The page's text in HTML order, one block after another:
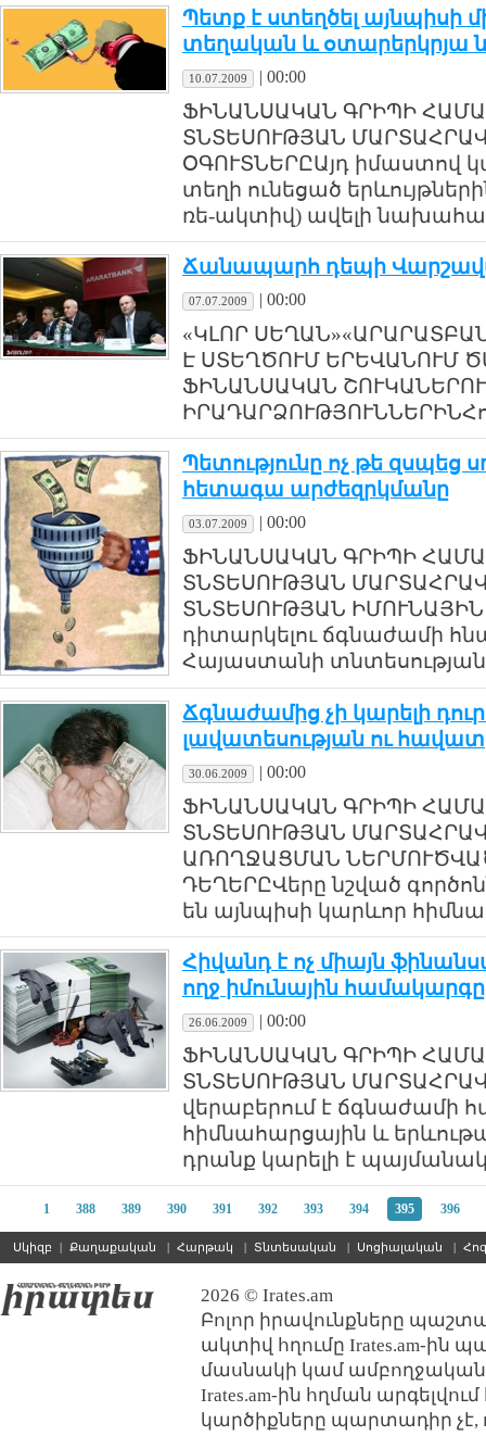
Պետք է ստեղծել այնպիսի
տեղական և օտարերկրյա
10.07.2009 | 00:00
ՖԻՆԱՆՍԱԿԱՆ ԳՐԻՊԻ
ՏՆՏԵՍՈՒԹՅԱՆ
ՕԳՈՒՏՆԵՐԸԱյդ իմաստով
տեղի ունեցած
ռե-ակտիվ) ավելի
Ճանապարհ դեպի
07.07.2009 | 00:00
«ԿԼՈՐ
Է ՍՏԵՂԾՈՒՄ ԵՐԵՎԱՆՈՒՄ
ՖԻՆԱՆՍԱԿԱՆ
Պետությունը ոչ թե զսպեց
հետագա արժեզրկմանը
03.07.2009 | 00:00
ՖԻՆԱՆՍԱԿԱՆ ԳՐԻՊԻ
ՏՆՏԵՍՈՒԹՅԱՆ
ՏՆՏԵՍՈՒԹՅԱՆ
դիտարկելու ճգնաժամի
Հայաստանի տնտեսության
Ճգնաժամից չի կարելի
լավատեսության ու
30.06.2009 | 00:00
ՖԻՆԱՆՍԱԿԱՆ ԳՐԻՊԻ
ՏՆՏԵՍՈՒԹՅԱՆ
ԱՌՈՂՋԱՑՄԱՆ
ԴԵՂԵՐԸՎերը նշված
են այնպիսի կարևոր
Հիվանդ է ոչ միայն
ողջ իմունային համակարգը
26.06.2009 | 00:00
ՖԻՆԱՆՍԱԿԱՆ ԳՐԻՊԻ
ՏՆՏԵՍՈՒԹՅԱՆ
վերաբերում է ճգնաժամի
հիմնահարցային և
դրանք կարելի է
1 388 389 390 391 392 393 394 395 396
Սկիզբ | Քաղաքական | Հարթակ | Տնտեսական | Սոցիալական |
2026 © Irates.am
Բոլոր իրավունքները
ակտիվ հղումը Irates.am-ին
մասնակի կամ ամբողջական
Irates.am-ին հղման
կարծիքները պարտադիր չէ,